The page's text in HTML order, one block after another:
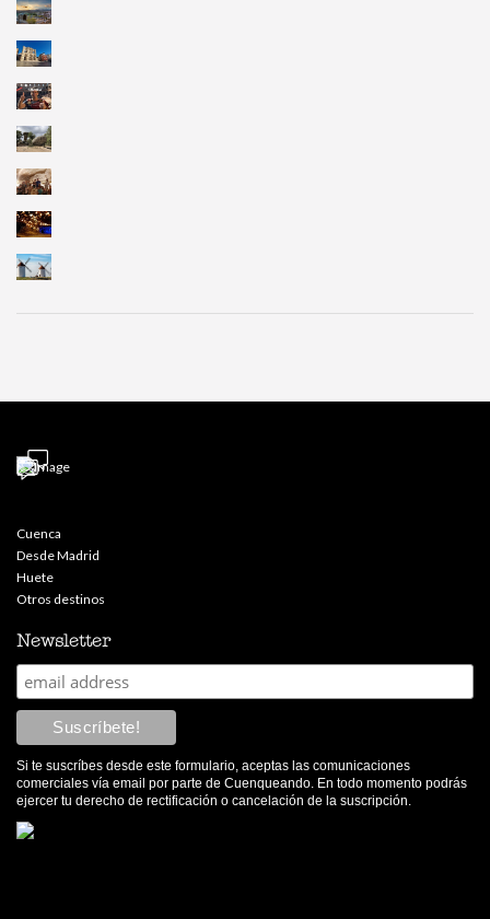
Cuenca
Desde Madrid
Huete
Otros destinos
Newsletter
Si te suscríbes desde este formulario, aceptas las comunicaciones
comerciales vía email por parte de Cuenqueando. En todo momento podrás
ejercer tu derecho de rectificación o cancelación de la suscripción.